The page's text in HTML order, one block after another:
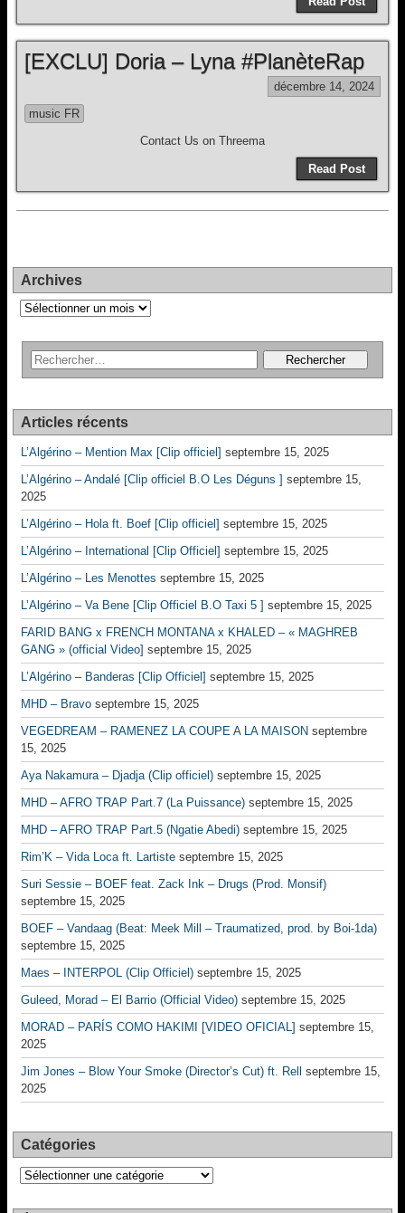
[EXCLU] Doria – Lyna #PlanèteRap
décembre 14, 2024
music FR
Contact Us on Threema
Read Post
Archives
Archives
Articles récents
L’Algérino – Mention Max [Clip officiel] septembre 15, 2025
L’Algérino – Andalé [Clip officiel B.O Les Déguns ] septembre 15,
2025
L’Algérino – Hola ft. Boef [Clip officiel] septembre 15, 2025
L’Algérino – International [Clip Officiel] septembre 15, 2025
L’Algérino – Les Menottes septembre 15, 2025
L’Algérino – Va Bene [Clip Officiel B.O Taxi 5 ] septembre 15, 2025
FARID BANG x FRENCH MONTANA x KHALED – « MAGHREB
GANG » (official Video] septembre 15, 2025
L’Algérino – Banderas [Clip Officiel] septembre 15, 2025
MHD – Bravo septembre 15, 2025
VEGEDREAM – RAMENEZ LA COUPE A LA MAISON septembre
15, 2025
Aya Nakamura – Djadja (Clip officiel) septembre 15, 2025
MHD – AFRO TRAP Part.7 (La Puissance) septembre 15, 2025
MHD – AFRO TRAP Part.5 (Ngatie Abedi) septembre 15, 2025
Rim’K – Vida Loca ft. Lartiste septembre 15, 2025
Suri Sessie – BOEF feat. Zack Ink – Drugs (Prod. Monsif)
septembre 15, 2025
BOEF – Vandaag (Beat: Meek Mill – Traumatized, prod. by Boi-1da)
septembre 15, 2025
Maes – INTERPOL (Clip Officiel) septembre 15, 2025
Guleed, Morad – El Barrio (Official Video) septembre 15, 2025
MORAD – PARÍS COMO HAKIMI [VIDEO OFICIAL] septembre 15,
2025
Jim Jones – Blow Your Smoke (Director’s Cut) ft. Rell
septembre 15,
2025
Catégories
Catégories